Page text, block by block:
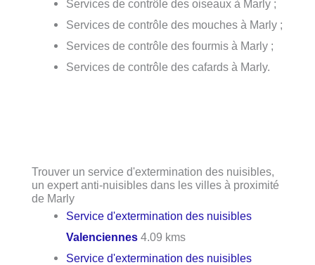
Services de contrôle des oiseaux à Marly ;
Services de contrôle des mouches à Marly ;
Services de contrôle des fourmis à Marly ;
Services de contrôle des cafards à Marly.
Trouver un service d'extermination des nuisibles,
un expert anti-nuisibles dans les villes à proximité
de Marly
Service d'extermination des nuisibles
Valenciennes 4.09 kms
Service d'extermination des nuisibles